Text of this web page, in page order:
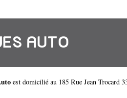
AUTO
est domicilié au 185 Rue Jean Trocard